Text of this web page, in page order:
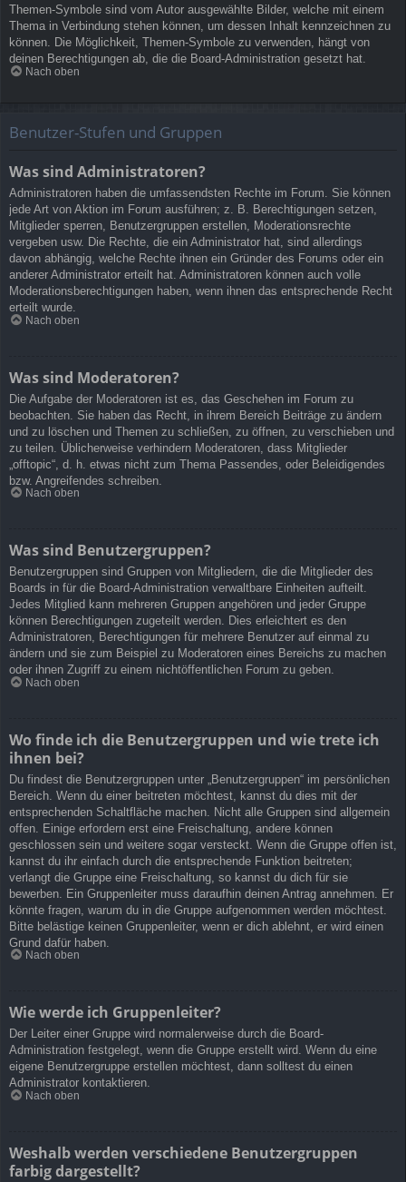
Themen-Symbole sind vom Autor ausgewählte Bilder, welche mit einem
Thema in Verbindung stehen können, um dessen Inhalt kennzeichnen zu
können. Die Möglichkeit, Themen-Symbole zu verwenden, hängt von
deinen Berechtigungen ab, die die Board-Administration gesetzt hat.
Nach oben
Benutzer-Stufen und Gruppen
Was sind Administratoren?
Administratoren haben die umfassendsten Rechte im Forum. Sie können
jede Art von Aktion im Forum ausführen; z. B. Berechtigungen setzen,
Mitglieder sperren, Benutzergruppen erstellen, Moderationsrechte
vergeben usw. Die Rechte, die ein Administrator hat, sind allerdings
davon abhängig, welche Rechte ihnen ein Gründer des Forums oder ein
anderer Administrator erteilt hat. Administratoren können auch volle
Moderationsberechtigungen haben, wenn ihnen das entsprechende Recht
erteilt wurde.
Nach oben
Was sind Moderatoren?
Die Aufgabe der Moderatoren ist es, das Geschehen im Forum zu
beobachten. Sie haben das Recht, in ihrem Bereich Beiträge zu ändern
und zu löschen und Themen zu schließen, zu öffnen, zu verschieben und
zu teilen. Üblicherweise verhindern Moderatoren, dass Mitglieder
„offtopic“, d. h. etwas nicht zum Thema Passendes, oder Beleidigendes
bzw. Angreifendes schreiben.
Nach oben
Was sind Benutzergruppen?
Benutzergruppen sind Gruppen von Mitgliedern, die die Mitglieder des
Boards in für die Board-Administration verwaltbare Einheiten aufteilt.
Jedes Mitglied kann mehreren Gruppen angehören und jeder Gruppe
können Berechtigungen zugeteilt werden. Dies erleichtert es den
Administratoren, Berechtigungen für mehrere Benutzer auf einmal zu
ändern und sie zum Beispiel zu Moderatoren eines Bereichs zu machen
oder ihnen Zugriff zu einem nichtöffentlichen Forum zu geben.
Nach oben
Wo finde ich die Benutzergruppen und wie trete ich
ihnen bei?
Du findest die Benutzergruppen unter „Benutzergruppen“ im persönlichen
Bereich. Wenn du einer beitreten möchtest, kannst du dies mit der
entsprechenden Schaltfläche machen. Nicht alle Gruppen sind allgemein
offen. Einige erfordern erst eine Freischaltung, andere können
geschlossen sein und weitere sogar versteckt. Wenn die Gruppe offen ist,
kannst du ihr einfach durch die entsprechende Funktion beitreten;
verlangt die Gruppe eine Freischaltung, so kannst du dich für sie
bewerben. Ein Gruppenleiter muss daraufhin deinen Antrag annehmen. Er
könnte fragen, warum du in die Gruppe aufgenommen werden möchtest.
Bitte belästige keinen Gruppenleiter, wenn er dich ablehnt, er wird einen
Grund dafür haben.
Nach oben
Wie werde ich Gruppenleiter?
Der Leiter einer Gruppe wird normalerweise durch die Board-
Administration festgelegt, wenn die Gruppe erstellt wird. Wenn du eine
eigene Benutzergruppe erstellen möchtest, dann solltest du einen
Administrator kontaktieren.
Nach oben
Weshalb werden verschiedene Benutzergruppen
farbig dargestellt?